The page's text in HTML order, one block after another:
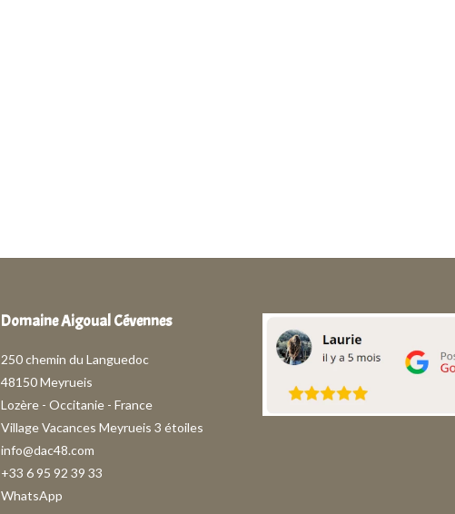
Domaine Aigoual Cévennes
250 chemin du Languedoc
48150 Meyrueis
Lozère - Occitanie - France
Village Vacances Meyrueis 3 étoiles
info@dac48.com
+33 6 95 92 39 33
WhatsApp